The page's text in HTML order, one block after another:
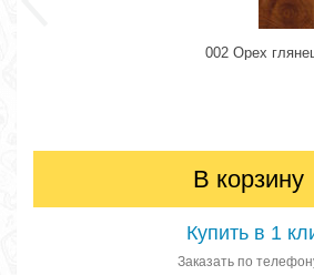
002 Орех
В корзину
Купить в 1
Заказать по